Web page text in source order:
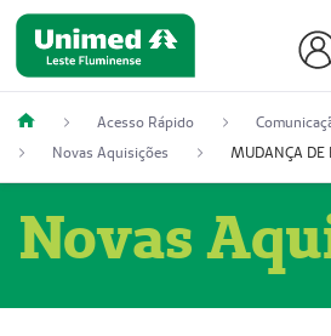
Acesso Rápido
Novas Aquisições
Novas